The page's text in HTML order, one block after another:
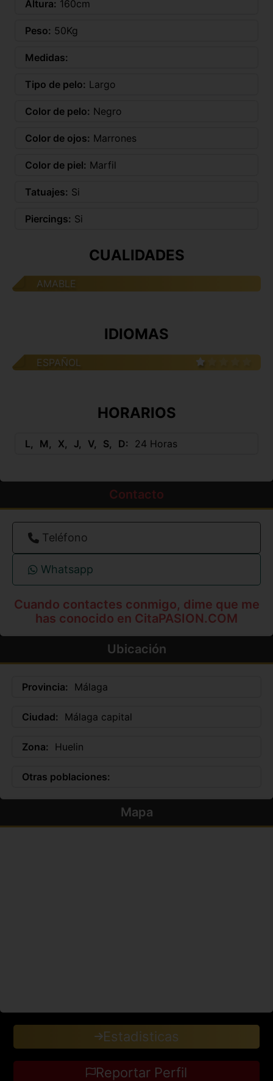
Altura: 160cm
Peso: 50Kg
Medidas:
Tipo de pelo: Largo
Color de pelo: Negro
Color de ojos: Marrones
Color de piel: Marfil
Tatuajes: Si
Piercings: Si
CUALIDADES
AMABLE
IDIOMAS
ESPAÑOL
HORARIOS
L M X J V S D 24 Horas
Contacto
Teléfono
Whatsapp
Cuando contactes conmigo, dime que me
has conocido en CitaPASION.COM
Ubicación
Provincia: Málaga
Ciudad: Málaga capital
Zona: Huelin
Otras poblaciones:
Mapa
Estadisticas
Reportar Perfil